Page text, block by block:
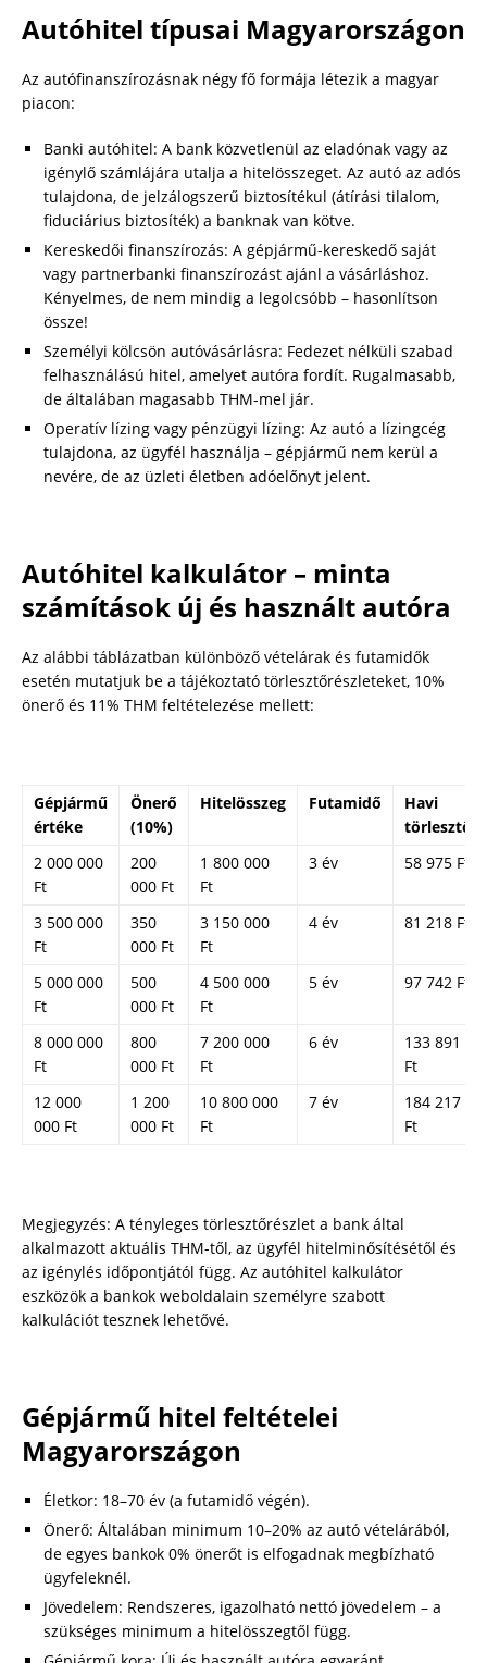
Autóhitel típusai Magyarországon
Az autófinanszírozásnak négy fő formája létezik a magyar
piacon:
Banki autóhitel: A bank közvetlenül az eladónak vagy az
igénylő számlájára utalja a hitelösszeget. Az autó az adós
tulajdona, de jelzálogszerű biztosítékul (átírási tilalom,
fiduciárius biztosíték) a banknak van kötve.
Kereskedői finanszírozás: A gépjármű-kereskedő saját
vagy partnerbanki finanszírozást ajánl a vásárláshoz.
Kényelmes, de nem mindig a legolcsóbb – hasonlítson
össze!
Személyi kölcsön autóvásárlásra: Fedezet nélküli szabad
felhasználású hitel, amelyet autóra fordít. Rugalmasabb,
de általában magasabb THM-mel jár.
Operatív lízing vagy pénzügyi lízing: Az autó a lízingcég
tulajdona, az ügyfél használja – gépjármű nem kerül a
nevére, de az üzleti életben adóelőnyt jelent.
Autóhitel kalkulátor – minta
számítások új és használt autóra
Az alábbi táblázatban különböző vételárak és futamidők
esetén mutatjuk be a tájékoztató törlesztőrészleteket, 10%
önerő és 11% THM feltételezése mellett:
Gépjármű
értéke
Önerő
(10%)
Hitelösszeg Futamidő
Havi
törlesztő
2 000 000
Ft
200
000 Ft
1 800 000
Ft
3 év 58 975 Ft
3 500 000
Ft
350
000 Ft
3 150 000
Ft
4 év 81 218 Ft
5 000 000
Ft
500
000 Ft
4 500 000
Ft
5 év 97 742 Ft
8 000 000
Ft
800
000 Ft
7 200 000
Ft
6 év
133 891
Ft
12 000
000 Ft
1 200
000 Ft
10 800 000
Ft
7 év
184 217
Ft
Megjegyzés: A tényleges törlesztőrészlet a bank által
alkalmazott aktuális THM-től, az ügyfél hitelminősítésétől és
az igénylés időpontjától függ. Az autóhitel kalkulátor
eszközök a bankok weboldalain személyre szabott
kalkulációt tesznek lehetővé.
Gépjármű hitel feltételei
Magyarországon
Életkor: 18–70 év (a futamidő végén).
Önerő: Általában minimum 10–20% az autó vételárából,
de egyes bankok 0% önerőt is elfogadnak megbízható
ügyfeleknél.
Jövedelem: Rendszeres, igazolható nettó jövedelem – a
szükséges minimum a hitelösszegtől függ.